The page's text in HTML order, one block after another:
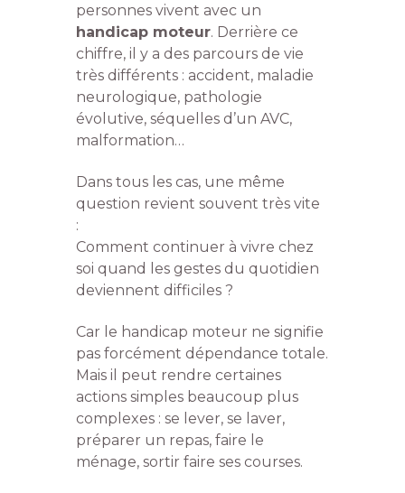
personnes vivent avec un
handicap moteur. Derrière ce
chiffre, il y a des parcours de vie
très différents : accident, maladie
neurologique, pathologie
évolutive, séquelles d’un AVC,
malformation…
Dans tous les cas, une même
question revient souvent très vite
:
Comment continuer à vivre chez
soi quand les gestes du quotidien
deviennent difficiles ?
Car le handicap moteur ne signifie
pas forcément dépendance totale.
Mais il peut rendre certaines
actions simples beaucoup plus
complexes : se lever, se laver,
préparer un repas, faire le
ménage, sortir faire ses courses.